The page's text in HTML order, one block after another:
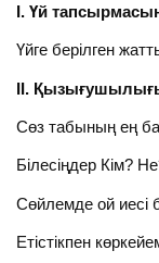
І. Үй
Үйге берілген
ІІ.
Сөз табының ең
Білесіңдер Кім?
Сөйлемде ой иесі
Етістікпен